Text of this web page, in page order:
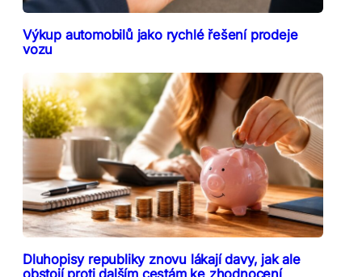
Výkup automobilů jako rychlé řešení prodeje
vozu
Dluhopisy republiky znovu lákají davy, jak ale